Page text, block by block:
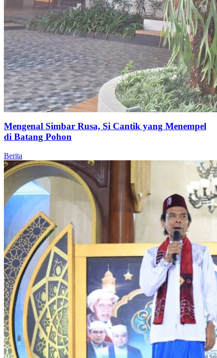
Mengenal Simbar Rusa, Si Cantik yang Menempel
di Batang Pohon
Berita